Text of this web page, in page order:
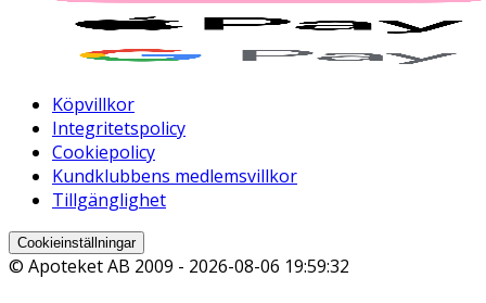
Köpvillkor
Integritetspolicy
Cookiepolicy
Kundklubbens medlemsvillkor
Tillgänglighet
Cookieinställningar
© Apoteket AB 2009 - 2026-08-06 19:59:32